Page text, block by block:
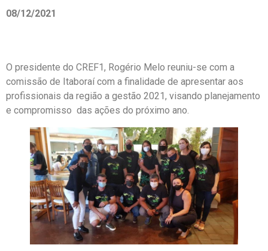
08/12/2021
O presidente do CREF1, Rogério Melo reuniu-se com a
comissão de Itaboraí com a finalidade de apresentar aos
profissionais da região a gestão 2021, visando planejamento
e compromisso das ações do próximo ano.